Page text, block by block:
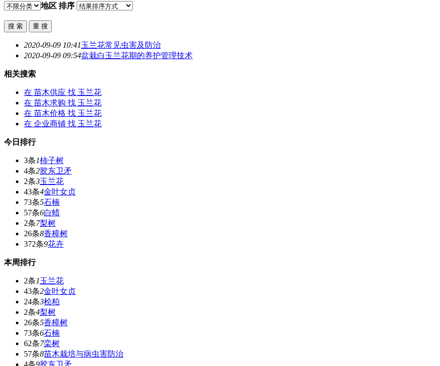
地区 排序
2020-09-09 10:41玉兰花常见虫害及防治
2020-09-09 09:54盆栽白玉兰花期的养护管理技术
相关搜索
在 苗木供应 找 玉兰花
在 苗木求购 找 玉兰花
在 苗木价格 找 玉兰花
在 企业商铺 找 玉兰花
今日排行
3条1柿子树
4条2胶东卫矛
2条3玉兰花
43条4金叶女贞
73条5石楠
57条6白蜡
2条7梨树
26条8香樟树
372条9花卉
本周排行
2条1玉兰花
43条2金叶女贞
24条3桧柏
2条4梨树
26条5香樟树
73条6石楠
62条7栾树
57条8苗木栽培与病虫害防治
4条9胶东卫矛